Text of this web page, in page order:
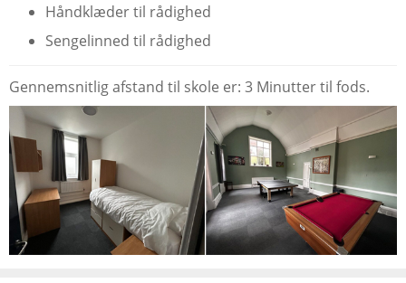
Håndklæder til rådighed
Sengelinned til rådighed
Gennemsnitlig afstand til skole er: 3 Minutter til fods.